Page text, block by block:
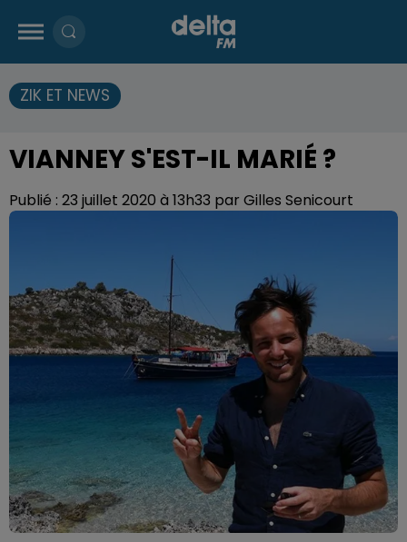
ZIK ET NEWS
VIANNEY S'EST-IL MARIÉ ?
Publié : 23 juillet 2020 à 13h33 par Gilles Senicourt